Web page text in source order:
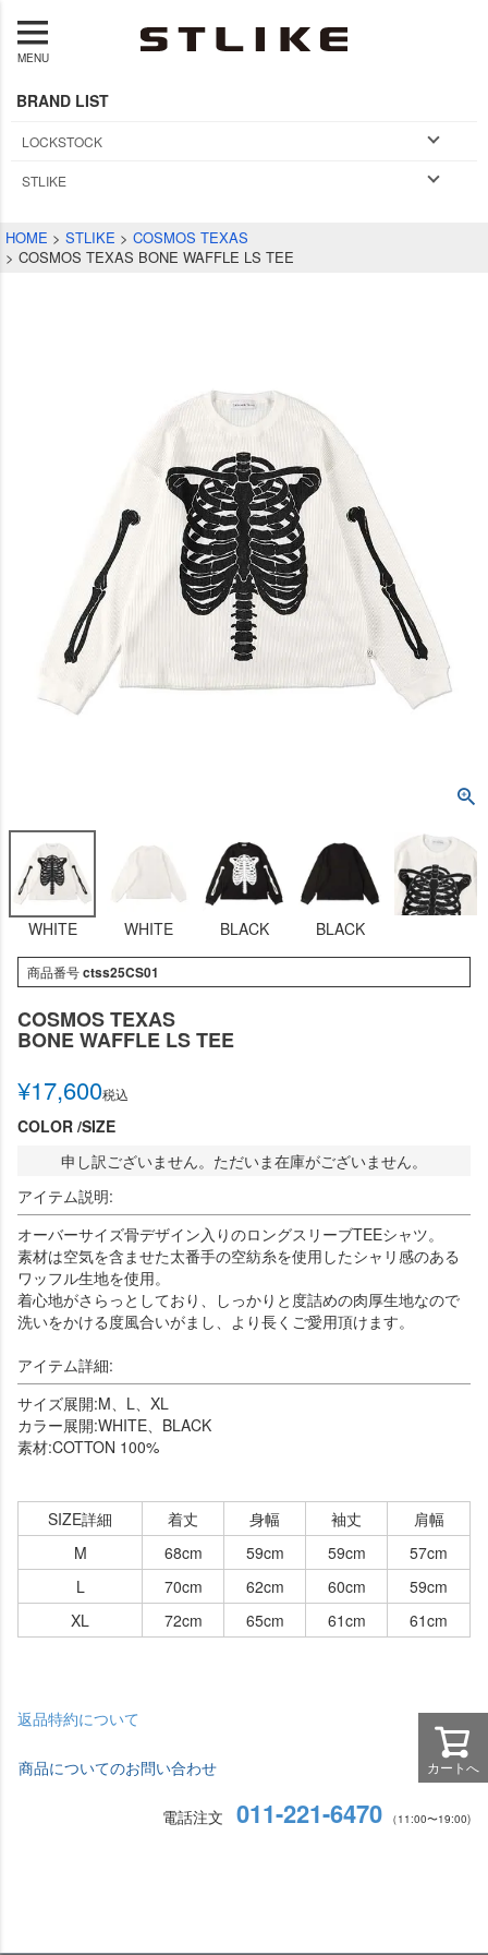
MENU
BRAND LIST
LOCKSTOCK
STLIKE
HOME STLIKE
COSMOS TEXAS
COSMOS TEXAS BONE WAFFLE LS TEE
WHITE WHITE BLACK BLACK
商品番号ctss25CS01
COSMOS TEXAS
BONE WAFFLE LS TEE
¥17,600税込
COLOR SIZE
申し訳ございません。ただいま在庫がございません。
アイテム説明:
オーバーサイズ骨デザイン入りのロングスリーブTEEシャツ。
素材は空気を含ませた太番手の空紡糸を使用したシャリ感のある
ワッフル生地を使用。
着心地がさらっとしており、しっかりと度詰めの肉厚生地なので
洗いをかける度風合いがまし、より長くご愛用頂けます。
アイテム詳細:
サイズ展開:M、L、XL
カラー展開:WHITE、BLACK
素材:COTTON 100%
SIZE詳細 着丈 身幅 袖丈
肩幅
M
68cm 59cm 59cm
57cm
L
70cm 62cm 60cm
59cm
XL
72cm 65cm 61cm 61cm
返品特約について
商品についてのお問い合わせ
電話注文 011-221-6470 （11:00〜19:00)
カートへ